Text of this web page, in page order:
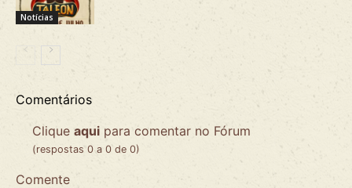
Notícias
Comentários
Clique aqui para comentar no Fórum
(respostas 0 a 0 de 0)
Comente